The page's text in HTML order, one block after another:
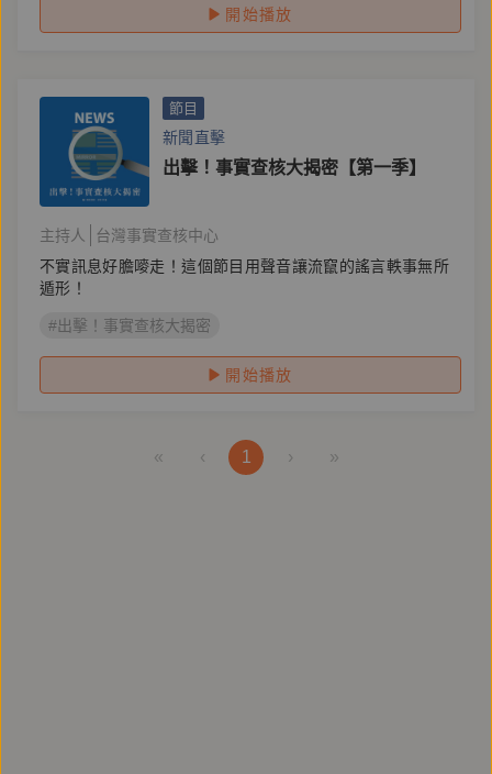
開始播放
節目
新聞直擊
出擊！事實查核大揭密【第一季】
主持人
台灣事實查核中心
不實訊息好膽嘜走！這個節目用聲音讓流竄的謠言軼事無所
遁形！
#出擊！事實查核大揭密
開始播放
« ‹ 1 › »